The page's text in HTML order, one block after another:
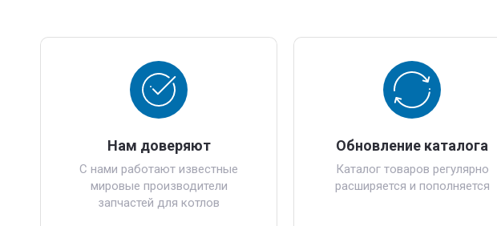
Нам доверяют
С нами работают известные
мировые производители
запчастей для котлов
Обновление каталога
Каталог товаров регулярно
расширяется и пополняется